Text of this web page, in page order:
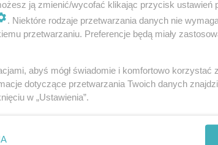
Mazowiecka -
Sky Tattoo II Radom
Grand Prix w tenisie stołowym
amatorów w Ostrowi
Mazowieckiej
ją zmienić/wycofać klikając przycisk ustawień
. Niektóre rodzaje przetwarzania danych nie
przetwarzaniu. Preferencje będą miały
abyś mógł świadomie i komfortowo korzystać
dotyczące przetwarzania Twoich danych
w „Ustawienia”.